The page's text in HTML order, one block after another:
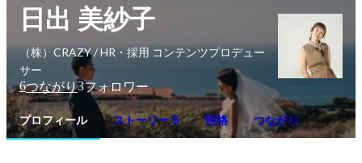
日出 美紗子
（株）CRAZY / HR・採用 コンテンツプロデュー
サー
6つながり3フォロワー
プロフィール ストーリー 5 性格 つながり